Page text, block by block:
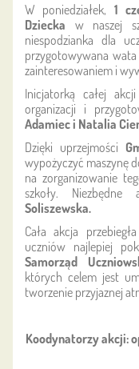
W poniedziałek, 1
Dziecka w naszej
niespodzianka dla
przygotowywana
zainteresowaniem i
Inicjatorką całej
organizacji i
Adamiec i Natalia
Dzięki uprzejmości
wypożyczyć maszynę
na zorganizowanie
szkoły. Niezbędne
Soliszewska.
Cała akcja
uczniów najlepiej
Samorząd
których celem jest
tworzenie przyjaznej
Koodynatorzy akcji: